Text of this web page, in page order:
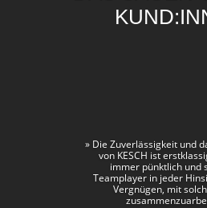
» Die Zuverlässigkeit und
von KESCH ist
immer pünktlich und
Teamplayer in jeder
Vergnügen, mit